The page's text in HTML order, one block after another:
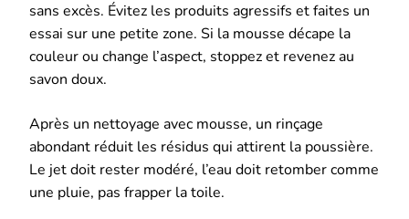
sans excès. Évitez les produits agressifs et faites un
essai sur une petite zone. Si la mousse décape la
couleur ou change l’aspect, stoppez et revenez au
savon doux.
Après un nettoyage avec mousse, un rinçage
abondant réduit les résidus qui attirent la poussière.
Le jet doit rester modéré, l’eau doit retomber comme
une pluie, pas frapper la toile.